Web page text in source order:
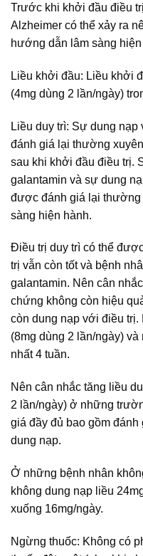
Trước khi khởi đầu điều
Alzheimer có thể xảy ra
hướng dẫn lâm sàng hiện
Liều khởi đầu: Liều khởi
(4mg dùng 2 lần/ngày)
Liều duy trì: Sự dung
đánh giá lại thường
sau khi khởi đầu điều trị.
galantamin và sự dung
được đánh giá lại
sàng hiện hành.
Điều trị duy trì có thể
trị vẫn còn tốt và bệnh
galantamin. Nên cân
chứng không còn hiệu
còn dung nạp với điều
(8mg dùng 2 lần/ngày)
nhất 4 tuần.
Nên cân nhắc tăng liều
2 lần/ngày) ở những
giá đầy đủ bao gồm
dung nạp.
Ở những bệnh nhân
không dung nạp liều
xuống 16mg/ngày.
Ngừng thuốc: Không có